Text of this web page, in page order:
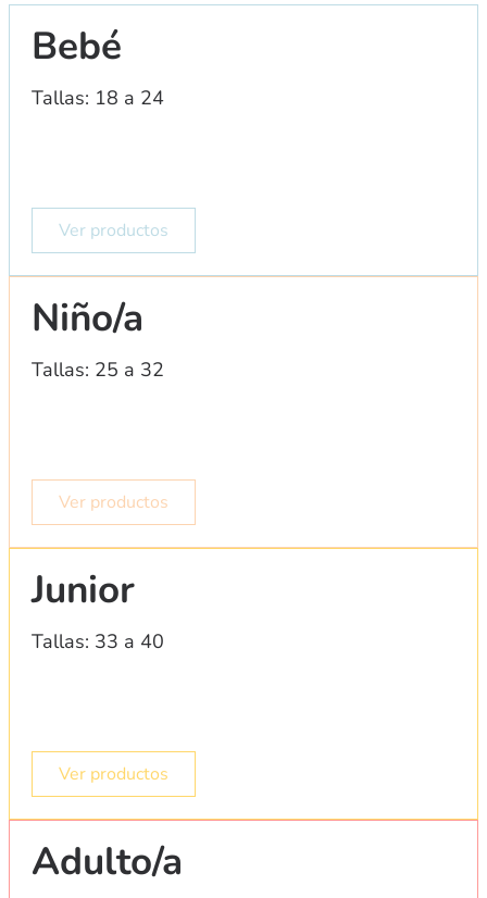
Bebé
Tallas: 18 a 24
Ver productos
Niño/a
Tallas: 25 a 32
Ver productos
Junior
Tallas: 33 a 40
Ver productos
Adulto/a